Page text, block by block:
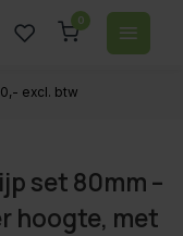
0
excl. btw
set 80mm –
hoogte, met